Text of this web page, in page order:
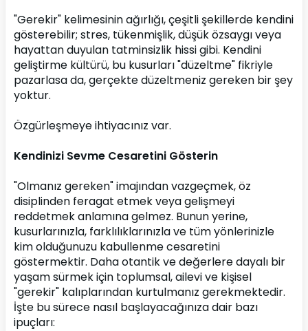
"Gerekir" kelimesinin ağırlığı, çeşitli şekillerde kendini
gösterebilir; stres, tükenmişlik, düşük özsaygı veya
hayattan duyulan tatminsizlik hissi gibi. Kendini
geliştirme kültürü, bu kusurları "düzeltme" fikriyle
pazarlasa da, gerçekte düzeltmeniz gereken bir şey
yoktur.
Özgürleşmeye ihtiyacınız var.
Kendinizi Sevme Cesaretini Gösterin
"Olmanız gereken" imajından vazgeçmek, öz
disiplinden feragat etmek veya gelişmeyi
reddetmek anlamına gelmez. Bunun yerine,
kusurlarınızla, farklılıklarınızla ve tüm yönlerinizle
kim olduğunuzu kabullenme cesaretini
göstermektir. Daha otantik ve değerlere dayalı bir
yaşam sürmek için toplumsal, ailevi ve kişisel
"gerekir" kalıplarından kurtulmanız gerekmektedir.
İşte bu sürece nasıl başlayacağınıza dair bazı
ipuçları: